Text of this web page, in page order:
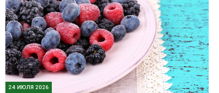
24 ИЮЛЯ 2026